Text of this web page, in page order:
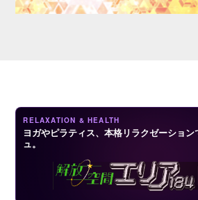
RELAXATION & HEALTH
ヨガやピラティス、本格リラクゼーショ
ュ。